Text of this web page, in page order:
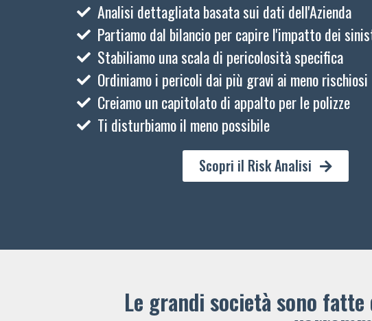
Analisi dettagliata basata sui dati dell'Azienda
Partiamo dal bilancio per capire l'impatto dei
Stabiliamo una scala di pericolosità specifica
Ordiniamo i pericoli dai più gravi ai meno rischiosi
Creiamo un capitolato di appalto per le polizze
Ti disturbiamo il meno possibile
Scopri il Risk Analisi
Le grandi società sono